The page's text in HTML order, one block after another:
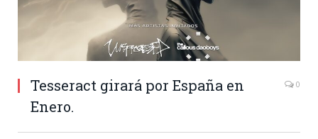
Tesseract girará por España en
Enero.
0